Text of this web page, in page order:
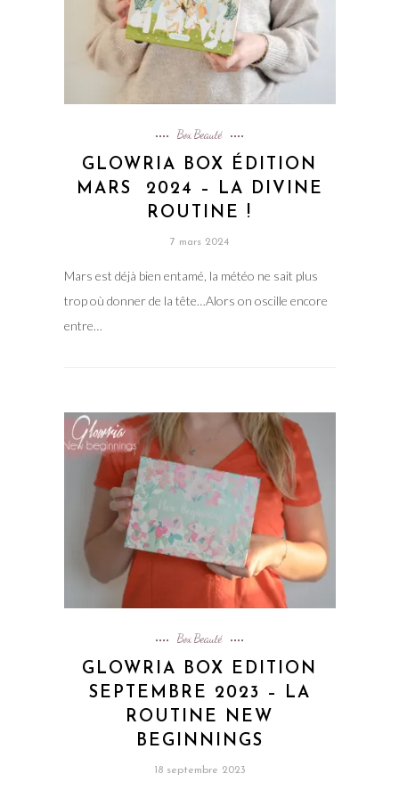
Box Beauté
GLOWRIA BOX ÉDITION
MARS 2024 – LA DIVINE
ROUTINE !
7 mars 2024
Mars est déjà bien entamé, la météo ne sait plus
trop où donner de la tête…Alors on oscille encore
entre…
Box Beauté
GLOWRIA BOX EDITION
SEPTEMBRE 2023 – LA
ROUTINE NEW
BEGINNINGS
18 septembre 2023